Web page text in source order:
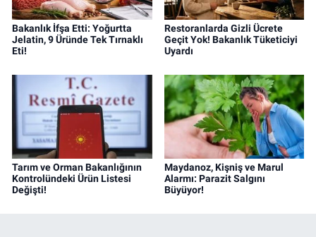
Bakanlık İfşa Etti: Yoğurtta
Jelatin, 9 Üründe Tek Tırnaklı
Eti!
Restoranlarda Gizli Ücrete
Geçit Yok! Bakanlık Tüketiciyi
Uyardı
Tarım ve Orman Bakanlığının
Kontrolündeki Ürün Listesi
Değişti!
Maydanoz, Kişniş ve Marul
Alarmı: Parazit Salgını
Büyüyor!